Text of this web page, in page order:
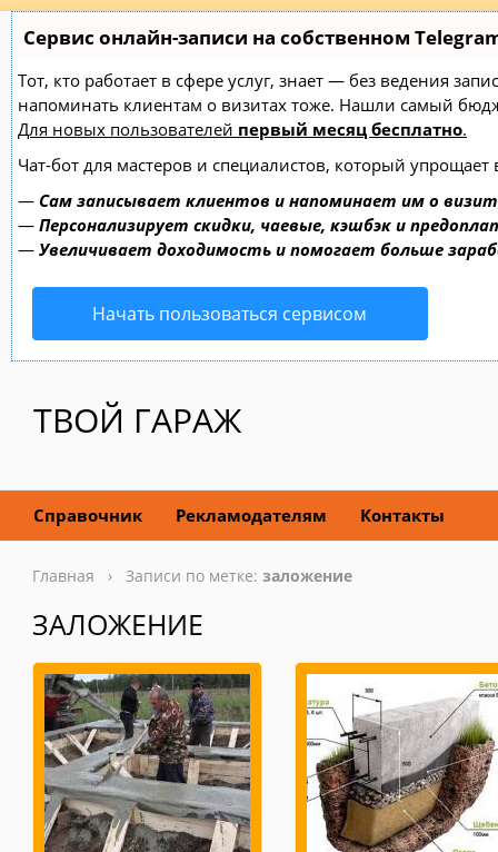
Сервис онлайн-записи на собственном
Тот, кто работает в сфере услуг, знает — без ведения
напоминать клиентам о визитах тоже. Нашли самый
Для новых пользователей первый месяц бесплатно.
Чат-бот для мастеров и специалистов, который упрощает
— Сам записывает клиентов и напоминает им о
— Персонализирует скидки, чаевые, кэшбэк и
— Увеличивает доходимость и помогает больше
Начать пользоваться сервисом
ТВОЙ ГАРАЖ
Справочник Рекламодателям Контакты
Главная › Записи по метке: заложение
ЗАЛОЖЕНИЕ